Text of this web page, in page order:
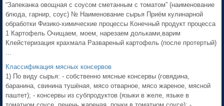
“Запеканка овощная с соусом сметанным с томатом” (наименование
блюда, гарнир, соус) № Наименование сырья Приём кулинарной
обработки Физико-химические процессы Конечный продукт процесса
1 Картофель Очищаем, моем, нарезаем дольками,варим
Клейстеризация крахмала Развареный картофель (после протертый)
...
Классификация мясных консервов
1) По виду сырья: - собственно мясные консервы (говядина,
баранина, свинина тушёная, мясо отварное, мясо жареное, мясной
паштет); - консервы из субпродуктов (языки в желе, языке в